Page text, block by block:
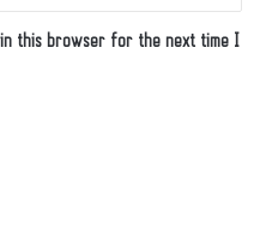
in this browser for the next time I